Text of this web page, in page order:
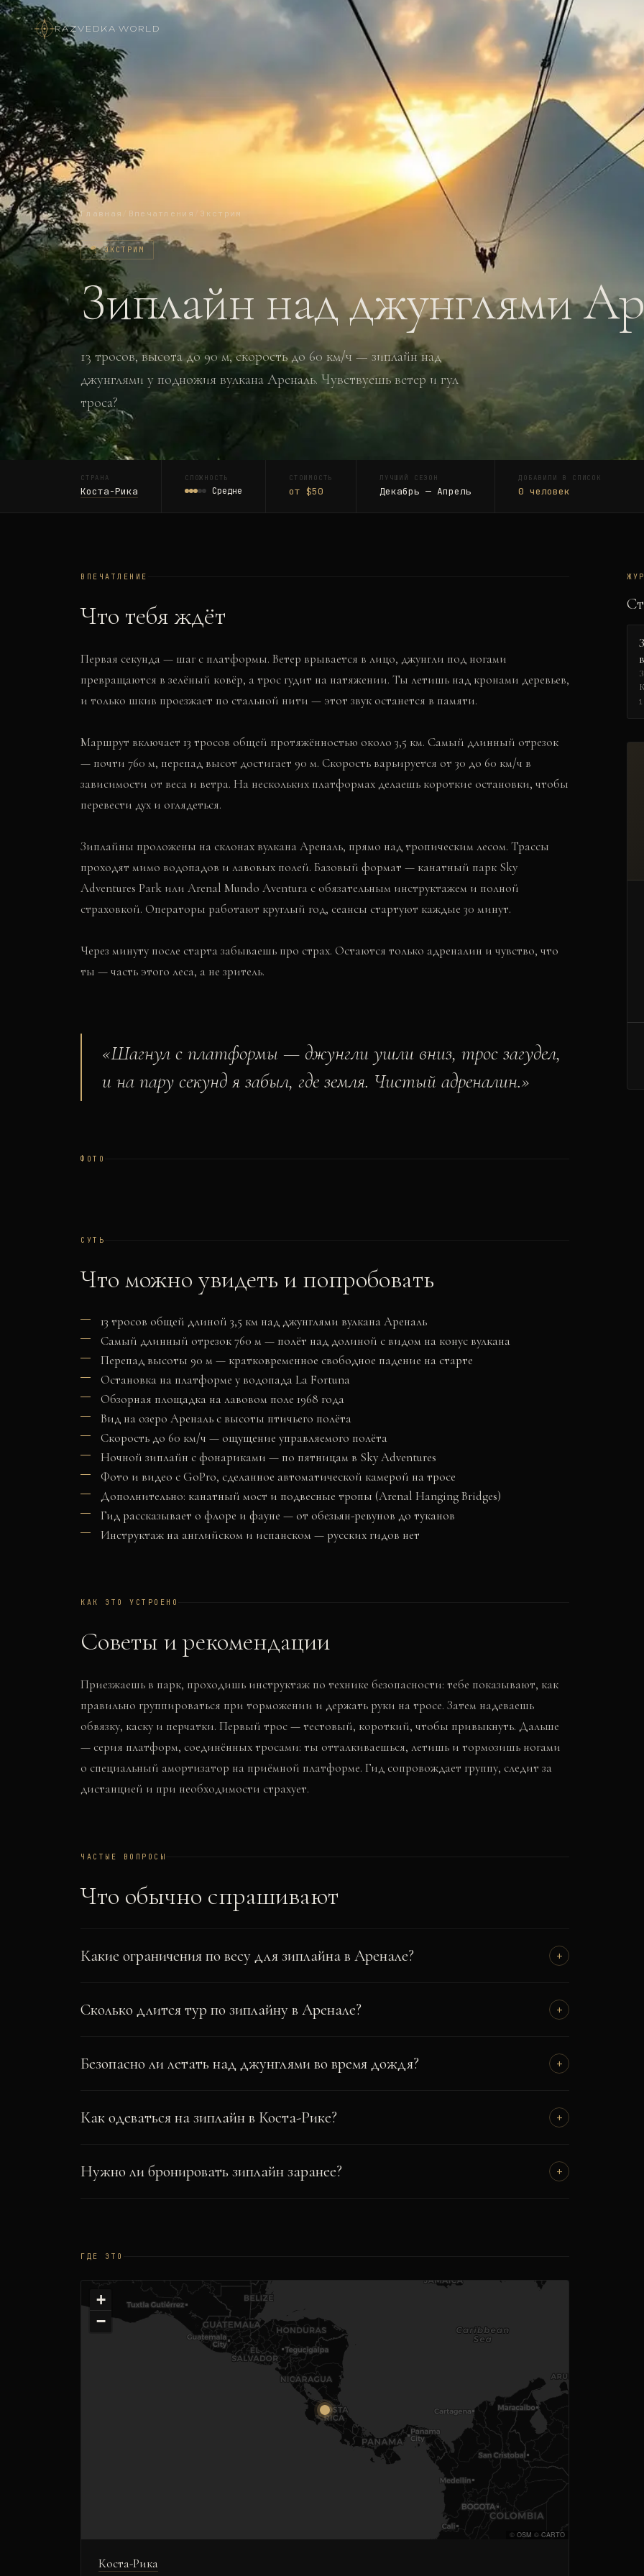
RAZVEDKA·WORLD
Главная Впечатления Экстрим
🪂ЭКСТРИМ
Зиплайн над джунглями
13 тросов, высота до 90 м, скорость до 60 км/ч — зиплайн над
джунглями у подножия вулкана Ареналь. Чувствуешь ветер и гул
троса?
СТРАНА
Коста-Рика
СЛОЖНОСТЬ
Средне
СТОИМОСТЬ
от $50
ЛУЧШИЙ СЕЗОН
Декабрь — Апрель
ДОБАВИЛИ В СПИСОК
0 человек
ВПЕЧАТЛЕНИЕ
Что тебя ждёт
Первая секунда — шаг с платформы. Ветер врывается в лицо, джунгли под ногами
превращаются в зелёный ковёр, а трос гудит на натяжении. Ты летишь над кронами деревьев,
и только шкив проезжает по стальной нити — этот звук останется в памяти.
Маршрут включает 13 тросов общей протяжённостью около 3,5 км. Самый длинный отрезок
— почти 760 м, перепад высот достигает 90 м. Скорость варьируется от 30 до 60 км/ч в
зависимости от веса и ветра. На нескольких платформах делаешь короткие остановки, чтобы
перевести дух и оглядеться.
Зиплайны проложены на склонах вулкана Ареналь, прямо над тропическим лесом. Трассы
проходят мимо водопадов и лавовых полей. Базовый формат — канатный парк Sky
Adventures Park или Arenal Mundo Aventura с обязательным инструктажем и полной
страховкой. Операторы работают круглый год, сеансы стартуют каждые 30 минут.
Через минуту после старта забываешь про страх. Остаются только адреналин и чувство, что
ты — часть этого леса, а не зритель.
«Шагнул с платформы — джунгли ушли вниз, трос загудел,
и на пару секунд я забыл, где земля. Чистый адреналин.»
ФОТО
СУТЬ
Что можно увидеть и попробовать
13 тросов общей длиной 3,5 км над джунглями вулкана Ареналь
Самый длинный отрезок 760 м — полёт над долиной с видом на конус вулкана
Перепад высоты 90 м — кратковременное свободное падение на старте
Остановка на платформе у водопада La Fortuna
Обзорная площадка на лавовом поле 1968 года
Вид на озеро Ареналь с высоты птичьего полёта
Скорость до 60 км/ч — ощущение управляемого полёта
Ночной зиплайн с фонариками — по пятницам в Sky Adventures
Фото и видео с GoPro, сделанное автоматической камерой на тросе
Дополнительно: канатный мост и подвесные тропы (Arenal Hanging Bridges)
Гид рассказывает о флоре и фауне — от обезьян-ревунов до туканов
Инструктаж на английском и испанском — русских гидов нет
КАК ЭТО УСТРОЕНО
Советы и рекомендации
Приезжаешь в парк, проходишь инструктаж по технике безопасности: тебе показывают, как
правильно группироваться при торможении и держать руки на тросе. Затем надеваешь
обвязку, каску и перчатки. Первый трос — тестовый, короткий, чтобы привыкнуть. Дальше
— серия платформ, соединённых тросами: ты отталкиваешься, летишь и тормозишь ногами
о специальный амортизатор на приёмной платформе. Гид сопровождает группу, следит за
дистанцией и при необходимости страхует.
ЧАСТЫЕ ВОПРОСЫ
Что обычно спрашивают
Какие ограничения по весу для зиплайна в Аренале? +
Сколько длится тур по зиплайну в Аренале? +
Безопасно ли летать над джунглями во время дождя? +
Как одеваться на зиплайн в Коста-Рике? +
Нужно ли бронировать зиплайн заранее? +
ГДЕ ЭТО
+
−
© OSM © CARTO
Коста-Рика